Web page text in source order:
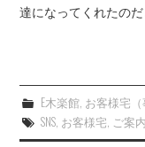
達になってくれたの
E木楽館, お客様宅（
SNS, お客様宅 ご案内